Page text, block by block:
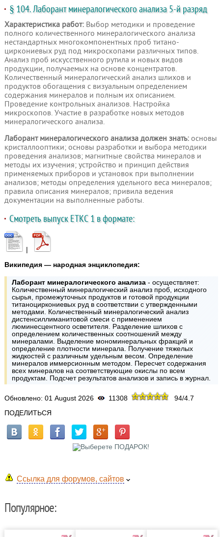
§ 104. Лаборант минералогического анализа 5-й разряд
Характеристика работ:Выбор методики и проведение
полного количественного минералогического анализа
нестандартных многокомпонентных проб титано-
циркониевых руд под микроскопами различных типов.
Анализ проб искусственного рутила и новых видов
продукции, получаемых на основе концентратов.
Количественный минералогический анализ шлихов и
продуктов обогащения с визуальным определением
содержания минералов и полным их описанием.
Проведение контрольных анализов. Настройка
микроскопов. Участие в разработке новых методов
минералогического анализа.
Лаборант минералогического анализа должен знать:основы
кристаллооптики; основы разработки и выбора методики
проведения анализов; магнитные свойства минералов и
методы их изучения; устройство и принцип действия
применяемых приборов и установок при выполнении
анализов; методы определения удельного веса минералов;
правила описания минералов; привила ведения
документации на выполненные работы.
Смотреть выпуск ЕТКС 1 в формате:
Википедия — народная энциклопедия:
Лаборант минералогического анализа- осуществляет:
Количественный минералогический анализ проб, исходного
сырья, промежуточных продуктов и готовой продукции
титаноциркониевых руд в соответствии с утвержденными
методами. Количественный минералогический анализ
дистенсиллиманитовой смеси с применением
люминесцентного осветителя. Разделение шлихов с
определением количественных соотношений между
минералами. Выделение мономинеральных фракций и
определение плотности минерала. Получение тяжелых
жидкостей с различным удельным весом. Определение
минералов иммерсионным методом. Пересчет содержания
всех минералов на соответствующие окислы по всем
продуктам. Подсчет результатов анализов и запись в журнал.
Обновлено: 01 August 2026 11308 94/4.7
ПОДЕЛИТЬСЯ
Ссылка для форумов, сайтов
Популярное: